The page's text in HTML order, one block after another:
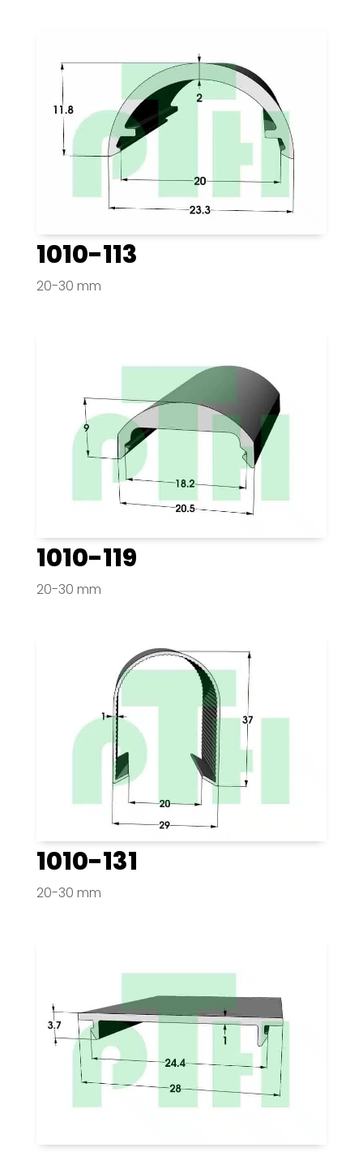
1010-113
20-30 mm
1010-119
20-30 mm
1010-131
20-30 mm